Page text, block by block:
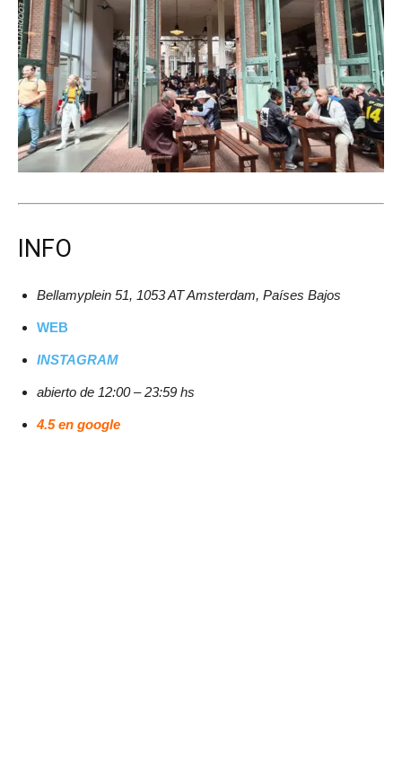
INFO
Bellamyplein 51, 1053 AT Amsterdam, Países Bajos
WEB
INSTAGRAM
abierto de 12:00 – 23:59 hs
4.5 en google